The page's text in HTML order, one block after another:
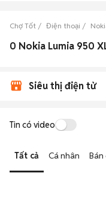
Chợ Tốt Điện thoại
0 Nokia Lumia 950
Siêu thị điện tử
Tin có video
Tất cả Cá nhân Bán